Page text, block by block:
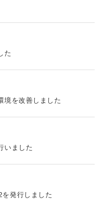
た
境を改善しました
いました
発行しました